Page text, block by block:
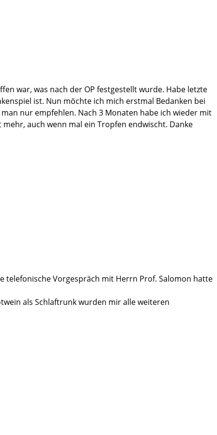
war, was nach der OP festgestellt wurde. Habe letzte
ist. Nun möchte ich mich erstmal Bedanken bei
nur empfehlen. Nach 3 Monaten habe ich wieder mit
auch wenn mal ein Tropfen endwischt. Danke
telefonische Vorgespräch mit Herrn Prof. Salomon hatte
als Schlaftrunk wurden mir alle weiteren
ruhige und schmerzfreie Nacht, toller